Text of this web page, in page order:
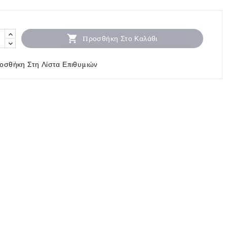
 Προσθήκη Στο Καλάθι
Στη Λίστα Επιθυμιών